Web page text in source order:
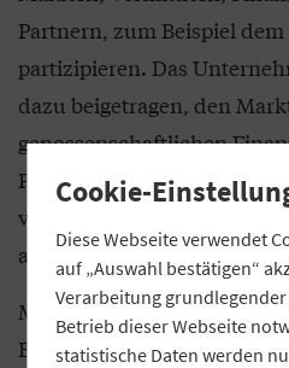
Partnern, zum Beispiel
partizipieren. Das
dazu beigetragen, den
genossenschaftlichen
Plattformgeschäft mit
von neun Prozent in seinem
auf heute über 30 Prozent
Mehr als 8.000 freie
Baufinex mit rund 300
Cookie-
Diese Webseite verwendet
auf „Auswahl bestätigen“
Verarbeitung
Betrieb dieser Webseite
statistische Daten werden